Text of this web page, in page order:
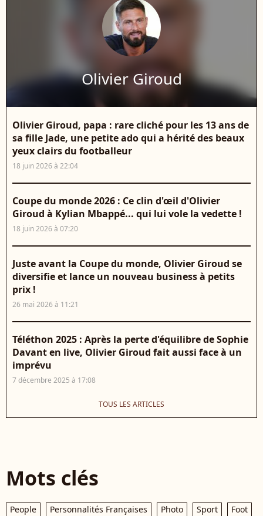
Olivier Giroud
Olivier Giroud, papa : rare cliché pour les 13 ans de
sa fille Jade, une petite ado qui a hérité des beaux
yeux clairs du footballeur
18 juin 2026 à 22:04
Coupe du monde 2026 : Ce clin d'œil d'Olivier
Giroud à Kylian Mbappé... qui lui vole la vedette !
18 juin 2026 à 07:20
Juste avant la Coupe du monde, Olivier Giroud se
diversifie et lance un nouveau business à petits
prix !
26 mai 2026 à 11:21
Téléthon 2025 : Après la perte d'équilibre de Sophie
Davant en live, Olivier Giroud fait aussi face à un
imprévu
7 décembre 2025 à 17:08
TOUS LES ARTICLES
Mots clés
People Personnalités Françaises Photo Sport
Foot